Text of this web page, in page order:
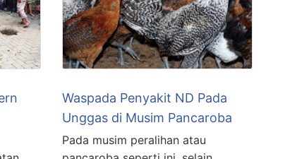
Waspada Penyakit ND Pada
Unggas di Musim Pancaroba
Pada musim peralihan atau